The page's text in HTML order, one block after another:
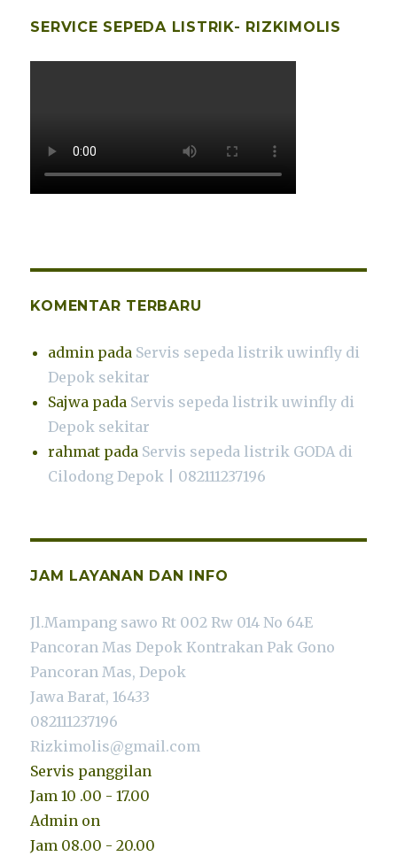
SERVICE SEPEDA LISTRIK- RIZKIMOLIS
KOMENTAR TERBARU
admin pada Servis sepeda listrik uwinfly di
Depok sekitar
Sajwa pada Servis sepeda listrik uwinfly di
Depok sekitar
rahmat pada Servis sepeda listrik GODA di
Cilodong Depok | 082111237196
JAM LAYANAN DAN INFO
Jl.Mampang sawo Rt 002 Rw 014 No 64E
Pancoran Mas Depok Kontrakan Pak Gono
Pancoran Mas, Depok
Jawa Barat, 16433
082111237196
Rizkimolis@gmail.com
Servis panggilan
Jam 10 .00 - 17.00
Admin on
Jam 08.00 - 20.00